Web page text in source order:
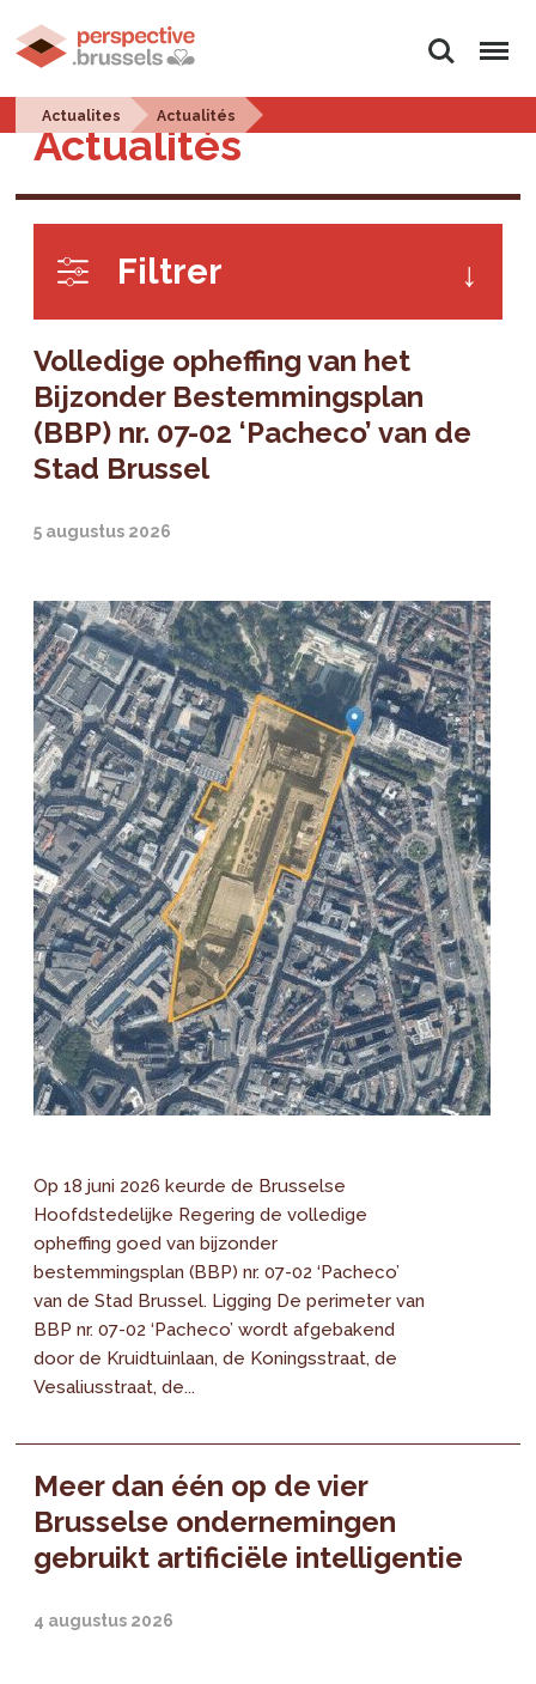
Zoeken Menu
Actualites Actualités
Actualités
Filtrer
Volledige opheffing van het
Bijzonder Bestemmingsplan
(BBP) nr. 07-02 ‘Pacheco’ van de
Stad Brussel
5 augustus 2026
Op 18 juni 2026 keurde de Brusselse
Hoofdstedelijke Regering de volledige
opheffing goed van bijzonder
bestemmingsplan (BBP) nr. 07-02 ‘Pacheco’
van de Stad Brussel. Ligging De perimeter van
BBP nr. 07-02 ‘Pacheco’ wordt afgebakend
door de Kruidtuinlaan, de Koningsstraat, de
Vesaliusstraat, de...
Meer dan één op de vier
Brusselse ondernemingen
gebruikt artificiële intelligentie
4 augustus 2026